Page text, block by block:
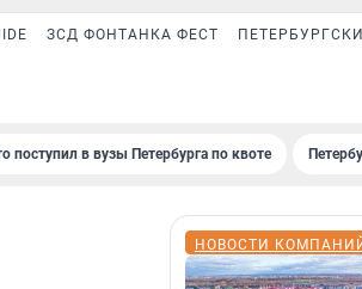
ЗСД ФОНТАНКА ФЕСТ
поступил в вузы Петербурга по квоте
НОВОСТИ